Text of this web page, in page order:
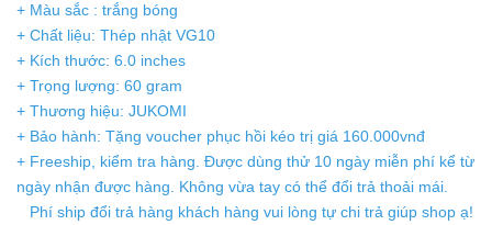
+ Màu sắc : trắng bóng
+ Chất liệu: Thép nhật VG10
+ Kích thước: 6.0 inches
+ Trọng lượng: 60 gram
+ Thương hiệu: JUKOMI
+ Bảo hành: Tặng voucher phục hồi kéo trị giá 160.000vnđ
+ Freeship, kiểm tra hàng. Được dùng thử 10 ngày miễn phí kể từ
ngày nhận được hàng. Không vừa tay có thể đổi trả thoải mái.
Phí ship đổi trả hàng khách hàng vui lòng tự chi trả giúp shop ạ!